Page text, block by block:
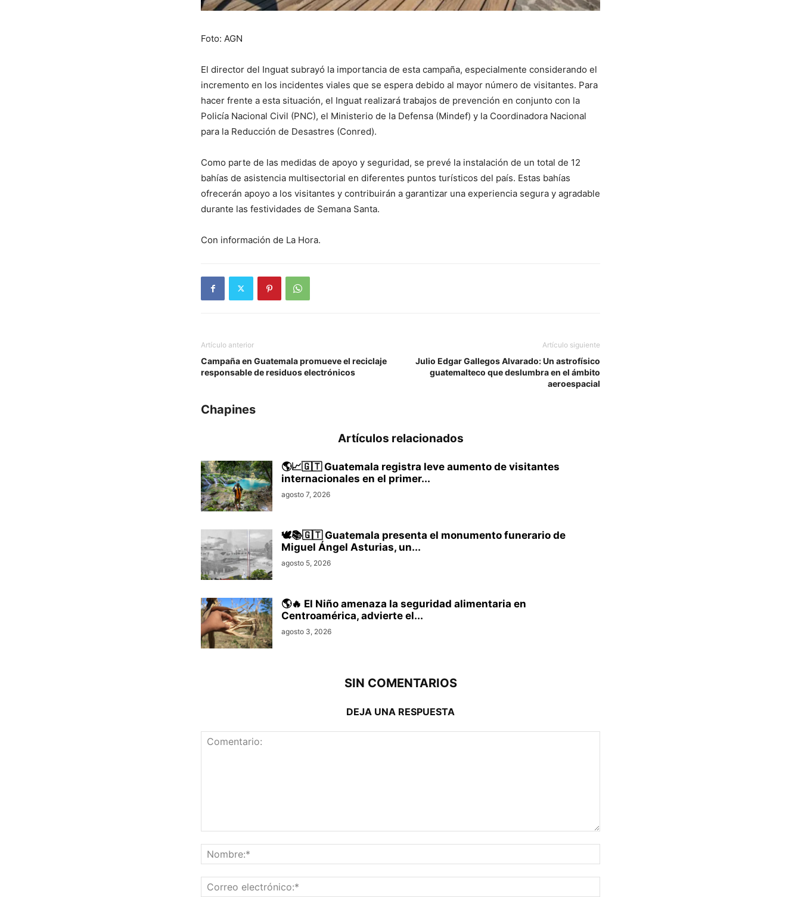
Foto: AGN
El director del Inguat subrayó la importancia de esta campaña, especialmente considerando el
incremento en los incidentes viales que se espera debido al mayor número de visitantes. Para
hacer frente a esta situación, el Inguat realizará trabajos de prevención en conjunto con la
Policía Nacional Civil (PNC), el Ministerio de la Defensa (Mindef) y la Coordinadora Nacional
para la Reducción de Desastres (Conred).
Como parte de las medidas de apoyo y seguridad, se prevé la instalación de un total de 12
bahías de asistencia multisectorial en diferentes puntos turísticos del país. Estas bahías
ofrecerán apoyo a los visitantes y contribuirán a garantizar una experiencia segura y agradable
durante las festividades de Semana Santa.
Con información de La Hora.
Artículo anterior
Campaña en Guatemala promueve el reciclaje
responsable de residuos electrónicos
Artículo siguiente
Julio Edgar Gallegos Alvarado: Un astrofísico
guatemalteco que deslumbra en el ámbito
aeroespacial
Chapines
Artículos relacionados
🌎📈🇬🇹 Guatemala registra leve aumento de visitantes
internacionales en el primer...
agosto 7, 2026
🕊️📚🇬🇹 Guatemala presenta el monumento funerario de
Miguel Ángel Asturias, un...
agosto 5, 2026
🌎🔥 El Niño amenaza la seguridad alimentaria en
Centroamérica, advierte el...
agosto 3, 2026
SIN COMENTARIOS
DEJA UNA RESPUESTA